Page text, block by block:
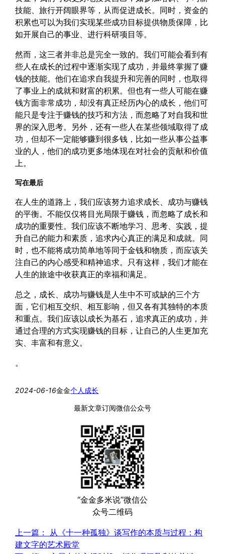
技能、旅行开阔眼界等，从而促进成长。同时，资金的
积累也可以为我们实现某些成功目标提供物质保障，比
如开展自己的事业、进行科研项目等。
然而，这三者并非总是完全一致的。我们可能会看到有
些人在成长的过程中逐渐实现了成功，并最终掌握了赚
钱的技能。他们在追求自我提升和完善的同时，也取得
了事业上的成就和财富的积累。但也有一些人可能在赚
钱方面非常成功，却没有真正经历内心的成长，他们可
能只是专注于赚钱的技巧和方法，而忽略了对自我和世
界的深入思考。另外，还有一些人在某些领域取得了成
功，但却不一定能够赚到很多钱，比如一些从事公益事
业的人，他们的成功更多地体现在对社会的贡献和价值
上。
写在最后
在人生的道路上，我们应该努力追求成长、成功与赚钱
的平衡。不能仅仅将目光局限于赚钱，而忽略了成长和
成功的重要性。我们应该不断地学习、思考、实践，提
升自己的能力和素质，追求内心真正的满足和成就。同
时，也不能将成功简单地等同于金钱和物质，而应该关
注自己的内心感受和精神追求。只有这样，我们才能在
人生的旅途中收获真正的幸福和满足。
总之，成长、成功与赚钱是人生中不可或缺的三个方
面，它们相互交织、相互影响，但又各有其独特的本质
和重点。我们应该以成长为基石，追求真正的成功，并
通过合理的方式实现赚钱的目标，让自己的人生更加充
实、丰富和有意义。
。
2024-06-16金金个人成长
最新文章订阅微信公众号
“金金多米说”微信公
众号二维码
上一篇：
从《十一种孤独》谈写作的本质与过程：构
建文字的艺术殿堂